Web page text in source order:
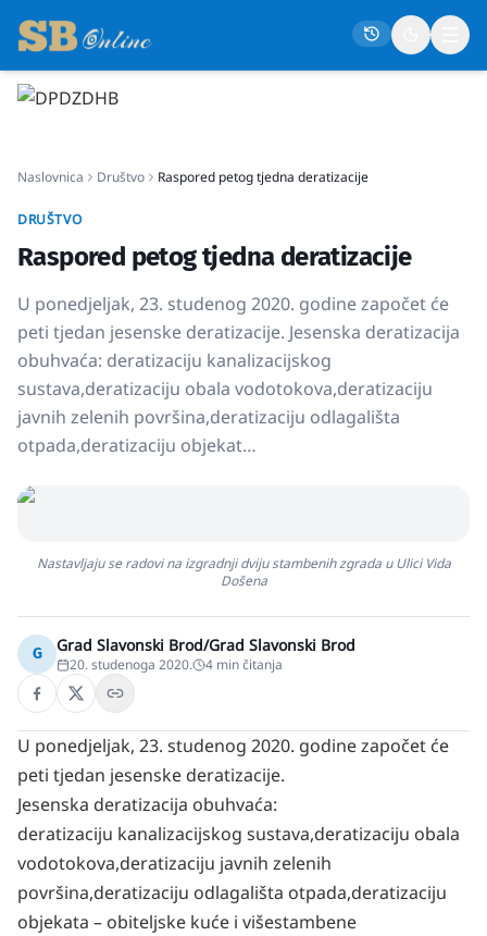
Društvo
Politika
Gospodarstvo
Život
Crna kronika
Kultura
Osmrtnice
Naslovnica Društvo Raspored petog tjedna deratizacije
DRUŠTVO
Raspored petog tjedna deratizacije
U ponedjeljak, 23. studenog 2020. godine započet će
peti tjedan jesenske deratizacije. Jesenska deratizacija
obuhvaća: deratizaciju kanalizacijskog
sustava,deratizaciju obala vodotokova,deratizaciju
javnih zelenih površina,deratizaciju odlagališta
otpada,deratizaciju objekat…
Nastavljaju se radovi na izgradnji dviju stambenih zgrada u Ulici Vida
Došena
G Grad Slavonski Brod/Grad Slavonski Brod
20. studenoga 2020. 4 min čitanja
U ponedjeljak, 23. studenog 2020. godine započet će
peti tjedan jesenske deratizacije.
Jesenska deratizacija obuhvaća:
deratizaciju kanalizacijskog sustava,deratizaciju obala
vodotokova,deratizaciju javnih zelenih
površina,deratizaciju odlagališta otpada,deratizaciju
objekata – obiteljske kuće i višestambene